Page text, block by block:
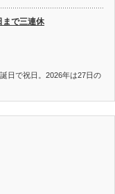
まで三連休
日で祝日。2026年は27日の